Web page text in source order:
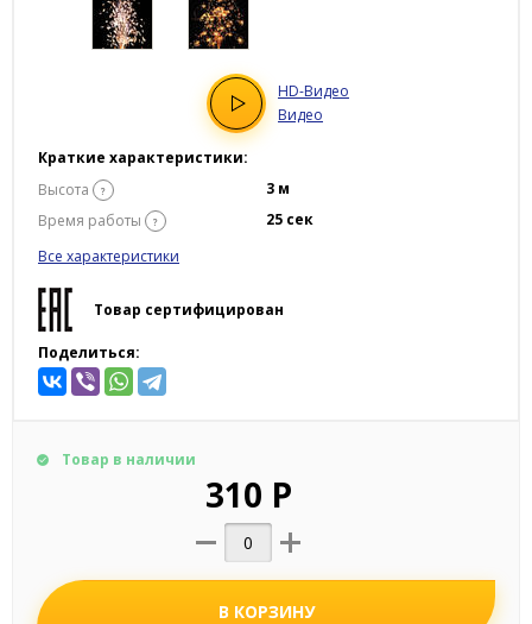
HD-Видео
Видео
Краткие характеристики:
Высота
?
3 м
Время работы
?
25 сек
Все характеристики
Товар сертифицирован
Поделиться:
Товар в наличии
310 Р
В КОРЗИНУ